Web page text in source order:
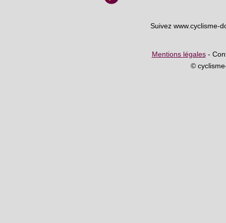
Suivez www.cyclisme-
Mentions légales-
©